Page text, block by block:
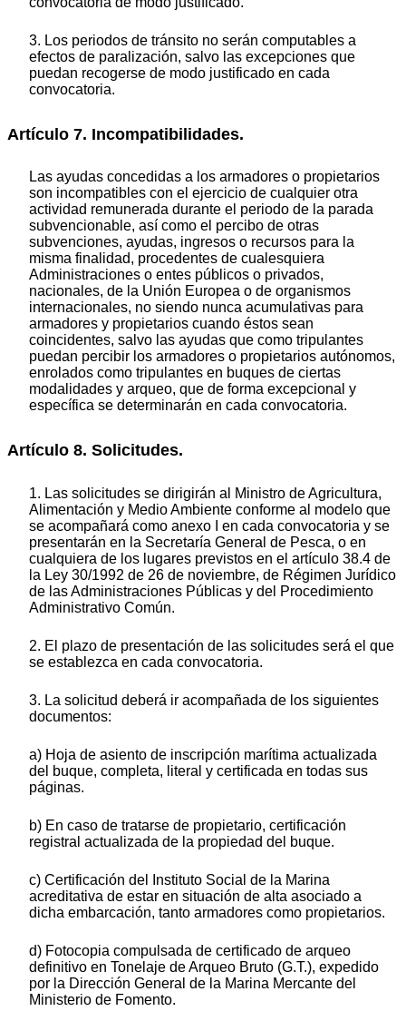
3. Los periodos de tránsito no serán computables a
efectos de paralización, salvo las excepciones que
puedan recogerse de modo justificado en cada
convocatoria.
Artículo 7. Incompatibilidades.
Las ayudas concedidas a los armadores o propietarios
son incompatibles con el ejercicio de cualquier otra
actividad remunerada durante el periodo de la parada
subvencionable, así como el percibo de otras
subvenciones, ayudas, ingresos o recursos para la
misma finalidad, procedentes de cualesquiera
Administraciones o entes públicos o privados,
nacionales, de la Unión Europea o de organismos
internacionales, no siendo nunca acumulativas para
armadores y propietarios cuando éstos sean
coincidentes, salvo las ayudas que como tripulantes
puedan percibir los armadores o propietarios autónomos,
enrolados como tripulantes en buques de ciertas
modalidades y arqueo, que de forma excepcional y
específica se determinarán en cada convocatoria.
Artículo 8. Solicitudes.
1. Las solicitudes se dirigirán al Ministro de Agricultura,
Alimentación y Medio Ambiente conforme al modelo que
se acompañará como anexo I en cada convocatoria y se
presentarán en la Secretaría General de Pesca, o en
cualquiera de los lugares previstos en el artículo 38.4 de
la Ley 30/1992 de 26 de noviembre, de Régimen Jurídico
de las Administraciones Públicas y del Procedimiento
Administrativo Común.
2. El plazo de presentación de las solicitudes será el que
se establezca en cada convocatoria.
3. La solicitud deberá ir acompañada de los siguientes
documentos:
a) Hoja de asiento de inscripción marítima actualizada
del buque, completa, literal y certificada en todas sus
páginas.
b) En caso de tratarse de propietario, certificación
registral actualizada de la propiedad del buque.
c) Certificación del Instituto Social de la Marina
acreditativa de estar en situación de alta asociado a
dicha embarcación, tanto armadores como propietarios.
d) Fotocopia compulsada de certificado de arqueo
definitivo en Tonelaje de Arqueo Bruto (G.T.), expedido
por la Dirección General de la Marina Mercante del
Ministerio de Fomento.